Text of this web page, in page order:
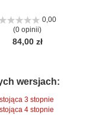
0,00
(0 opinii)
84,00 zł
wersjach:
3 stopnie
4 stopnie